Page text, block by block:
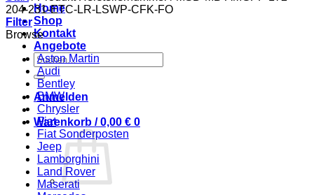
Home
Shop
Kontakt
Angebote
Suchen
nach:
Anmelden
Warenkorb /0,00 € 0
204-231-ETC-LR-LSWP-CFK-FO
Filter
Browse
Aston Martin
Audi
Bentley
BMW
Chrysler
Fiat
Fiat Sonderposten
Jeep
Lamborghini
Land Rover
Maserati